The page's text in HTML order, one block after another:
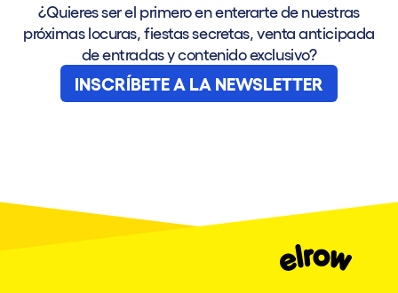
¿Quieres ser el primero en enterarte de nuestras
próximas locuras, fiestas secretas, venta anticipada
de entradas y contenido exclusivo?
INSCRÍBETE A LA NEWSLETTER